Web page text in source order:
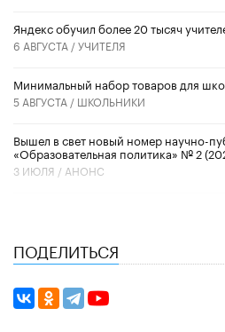
​Яндекс обучил более 20 тысяч
6 АВГУСТА /УЧИТЕЛЯ
Минимальный набор товаров для
5 АВГУСТА / ШКОЛЬНИКИ
Вышел в свет новый номер научно-
«Образовательная политика» № 2
3 ИЮЛЯ / АНОНС
ПОДЕЛИТЬСЯ